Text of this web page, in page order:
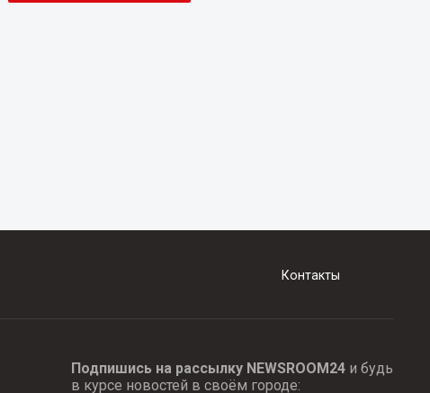
Контакты
Подпишись на рассылку NEWSROOM24и будь
в курсе новостей в своём городе: